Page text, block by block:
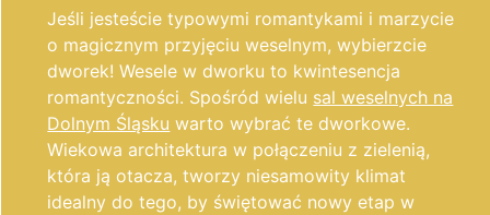
Jeśli jesteście typowymi romantykami i marzycie
o magicznym przyjęciu weselnym, wybierzcie
dworek! Wesele w dworku to kwintesencja
romantyczności. Spośród wielu sal weselnych na
Dolnym Śląsku warto wybrać te dworkowe.
Wiekowa architektura w połączeniu z zielenią,
która ją otacza, tworzy niesamowity klimat
idealny do tego, by świętować nowy etap w